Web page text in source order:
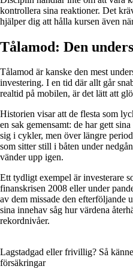
kontrollera sina reaktioner. Det
hjälper dig att hålla kursen även
Tålamod: Den
Tålamod är kanske den mest
investering. I en tid där allt går
realtid på mobilen, är det lätt att
Historien visar att de flesta som
en sak gemensamt: de har gett
sig i cykler, men över längre
som sitter still i båten under
vänder upp igen.
Ett tydligt exempel är investerare
finanskrisen 2008 eller under
av dem missade den efterföljande
sina innehav såg hur värdena
rekordnivåer.
Lagstadgad eller frivillig? Så
försäkringar